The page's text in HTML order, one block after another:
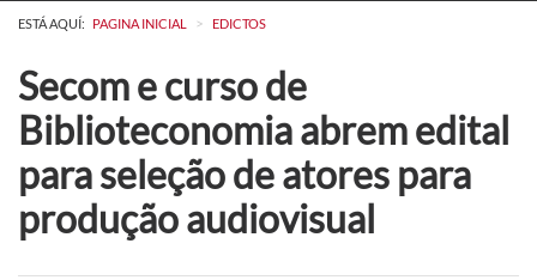
ESTÁ AQUÍ: PAGINA INICIAL > EDICTOS
Secom e curso de
Biblioteconomia abrem edital
para seleção de atores para
produção audiovisual